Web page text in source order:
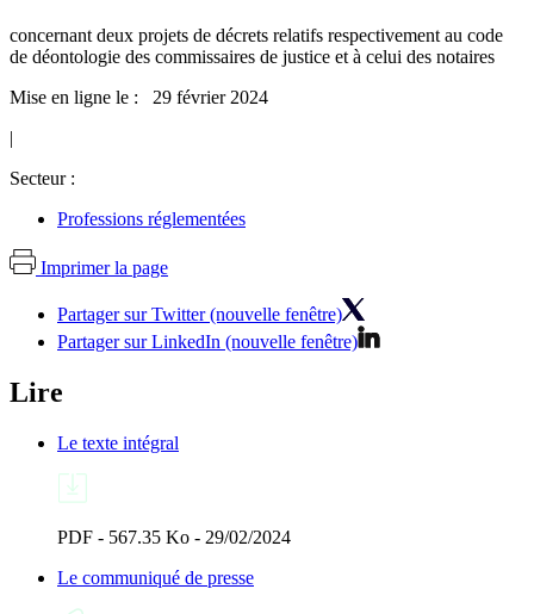
concernant deux projets de décrets relatifs respectivement au code
de déontologie des commissaires de justice et à celui des notaires
Mise en ligne le : 29 février 2024
|
Secteur :
Professions réglementées
Imprimer la page
Partager sur Twitter (nouvelle fenêtre)
Partager sur LinkedIn (nouvelle fenêtre)
Lire
Le texte intégral
PDF - 567.35 Ko - 29/02/2024
Le communiqué de presse